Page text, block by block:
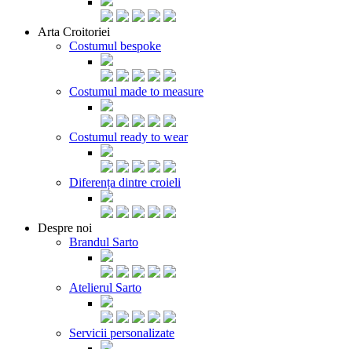
Arta Croitoriei
Costumul bespoke
Costumul made to measure
Costumul ready to wear
Diferența dintre croieli
Despre noi
Brandul Sarto
Atelierul Sarto
Servicii personalizate